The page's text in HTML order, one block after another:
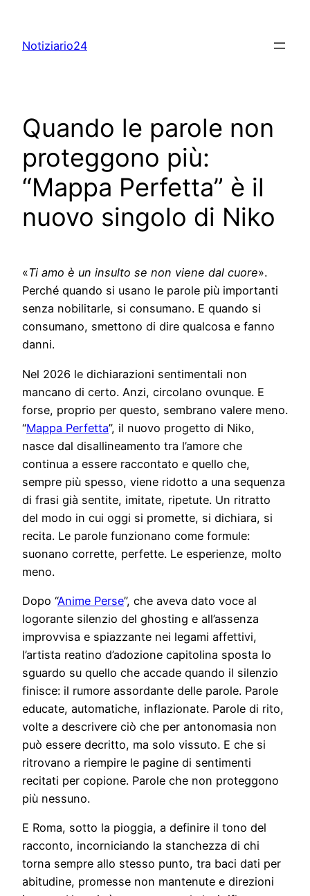
content
Notiziario24
Quando le parole non
proteggono più:
“Mappa Perfetta” è il
nuovo singolo di Niko
«Ti amo è un insulto se non viene dal cuore».
Perché quando si usano le parole più importanti
senza nobilitarle, si consumano. E quando si
consumano, smettono di dire qualcosa e fanno
danni.
Nel 2026 le dichiarazioni sentimentali non
mancano di certo. Anzi, circolano ovunque. E
forse, proprio per questo, sembrano valere meno.
“Mappa Perfetta”, il nuovo progetto di Niko,
nasce dal disallineamento tra l’amore che
continua a essere raccontato e quello che,
sempre più spesso, viene ridotto a una sequenza
di frasi già sentite, imitate, ripetute. Un ritratto
del modo in cui oggi si promette, si dichiara, si
recita. Le parole funzionano come formule:
suonano corrette, perfette. Le esperienze, molto
meno.
Dopo “Anime Perse”, che aveva dato voce al
logorante silenzio del ghosting e all’assenza
improvvisa e spiazzante nei legami affettivi,
l’artista reatino d’adozione capitolina sposta lo
sguardo su quello che accade quando il silenzio
finisce: il rumore assordante delle parole. Parole
educate, automatiche, inflazionate. Parole di rito,
volte a descrivere ciò che per antonomasia non
può essere decritto, ma solo vissuto. E che si
ritrovano a riempire le pagine di sentimenti
recitati per copione. Parole che non proteggono
più nessuno.
E Roma, sotto la pioggia, a definire il tono del
racconto, incorniciando la stanchezza di chi
torna sempre allo stesso punto, tra baci dati per
abitudine, promesse non mantenute e direzioni